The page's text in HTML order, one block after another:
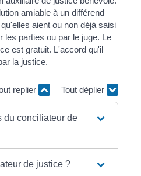
amiable à un différend
aient ou non déjà saisi
les parties ou par le juge. Le
est gratuit. L'accord qu'il
la justice.
replier Tout déplier
du conciliateur de
de justice ?